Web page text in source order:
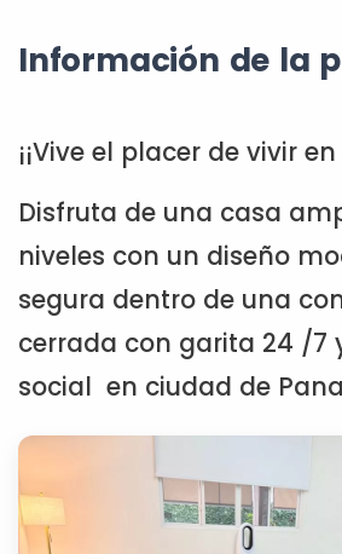
Información de la
¡¡Vive el placer de vivir
Disfruta de una casa
niveles con un diseño
segura dentro de una
cerrada con garita 24 /7
social en ciudad de